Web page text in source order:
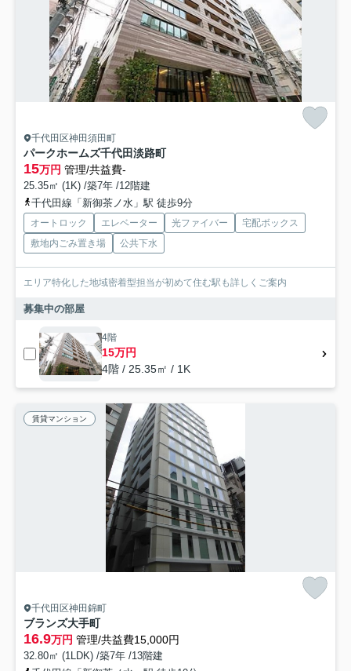
千代田区神田須田町
パークホームズ千代田淡路町
15万円 管理/共益費-
25.35㎡ (1K) /築7年 /12階建
千代田線「新御茶ノ水」駅 徒歩9分
オートロック エレベーター 光ファイバー
宅配ボックス
敷地内ごみ置き場
公共下水
エリア特化した地域密着型担当が初めて住む駅も詳しくご案内
募集中の部屋
4階
15万円
4階 / 25.35㎡ / 1K
賃貸マンション
千代田区神田錦町
ブランズ大手町
16.9万円 管理/共益費15,000円
32.80㎡ (1LDK) /築7年 /13階建